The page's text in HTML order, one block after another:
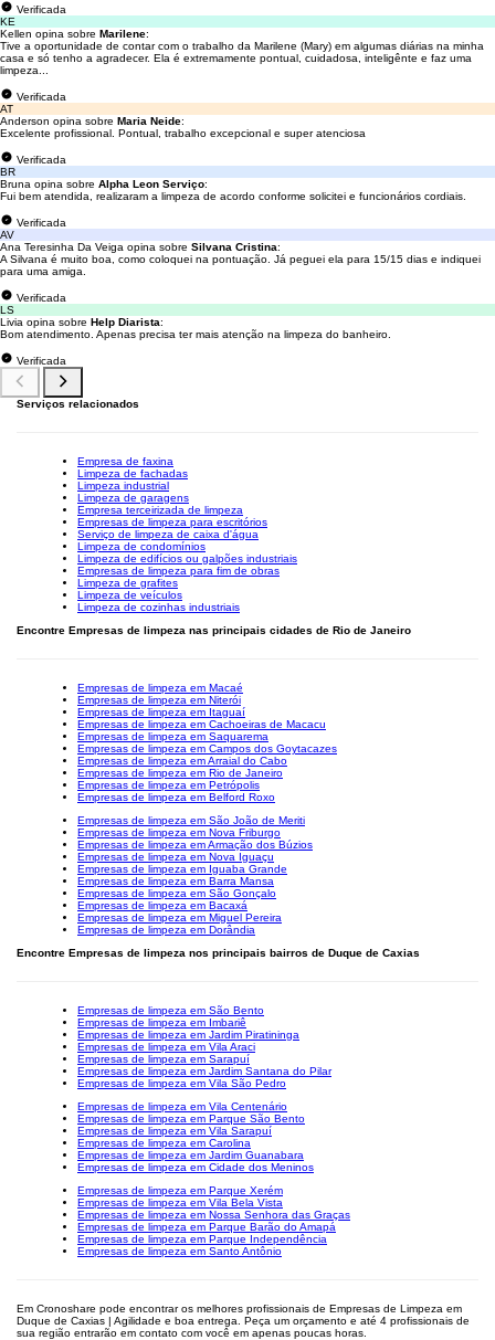
Verificada
KE
Kellen opina sobre Marilene:
Tive a oportunidade de contar com o trabalho da Marilene (Mary) em algumas diárias na minha
casa e só tenho a agradecer. Ela é extremamente pontual, cuidadosa, inteligênte e faz uma
limpeza...
Verificada
AT
Anderson opina sobre Maria Neide:
Excelente profissional. Pontual, trabalho excepcional e super atenciosa
Verificada
BR
Bruna opina sobre Alpha Leon Serviço:
Fui bem atendida, realizaram a limpeza de acordo conforme solicitei e funcionários cordiais.
Verificada
AV
Ana Teresinha Da Veiga opina sobre Silvana Cristina:
A Silvana é muito boa, como coloquei na pontuação. Já peguei ela para 15/15 dias e indiquei
para uma amiga.
Verificada
LS
Livia opina sobre Help Diarista:
Bom atendimento. Apenas precisa ter mais atenção na limpeza do banheiro.
Verificada
Serviços relacionados
Empresa de faxina
Limpeza de fachadas
Limpeza industrial
Limpeza de garagens
Empresa terceirizada de limpeza
Empresas de limpeza para escritórios
Serviço de limpeza de caixa d'água
Limpeza de condomínios
Limpeza de edifícios ou galpões industriais
Empresas de limpeza para fim de obras
Limpeza de grafites
Limpeza de veículos
Limpeza de cozinhas industriais
Encontre Empresas de limpeza nas principais cidades de Rio de Janeiro
Empresas de limpeza em Macaé
Empresas de limpeza em Niterói
Empresas de limpeza em Itaguaí
Empresas de limpeza em Cachoeiras de Macacu
Empresas de limpeza em Saquarema
Empresas de limpeza em Campos dos Goytacazes
Empresas de limpeza em Arraial do Cabo
Empresas de limpeza em Rio de Janeiro
Empresas de limpeza em Petrópolis
Empresas de limpeza em Belford Roxo
Empresas de limpeza em São João de Meriti
Empresas de limpeza em Nova Friburgo
Empresas de limpeza em Armação dos Búzios
Empresas de limpeza em Nova Iguaçu
Empresas de limpeza em Iguaba Grande
Empresas de limpeza em Barra Mansa
Empresas de limpeza em São Gonçalo
Empresas de limpeza em Bacaxá
Empresas de limpeza em Miguel Pereira
Empresas de limpeza em Dorândia
Encontre Empresas de limpeza nos principais bairros de Duque de Caxias
Empresas de limpeza em São Bento
Empresas de limpeza em Imbariê
Empresas de limpeza em Jardim Piratininga
Empresas de limpeza em Vila Araci
Empresas de limpeza em Sarapuí
Empresas de limpeza em Jardim Santana do Pilar
Empresas de limpeza em Vila São Pedro
Empresas de limpeza em Vila Centenário
Empresas de limpeza em Parque São Bento
Empresas de limpeza em Vila Sarapuí
Empresas de limpeza em Carolina
Empresas de limpeza em Jardim Guanabara
Empresas de limpeza em Cidade dos Meninos
Empresas de limpeza em Parque Xerém
Empresas de limpeza em Vila Bela Vista
Empresas de limpeza em Nossa Senhora das Graças
Empresas de limpeza em Parque Barão do Amapá
Empresas de limpeza em Parque Independência
Empresas de limpeza em Santo Antônio
Em Cronoshare pode encontrar os melhores profissionais de Empresas de Limpeza em
Duque de Caxias | Agilidade e boa entrega. Peça um orçamento e até 4 profissionais de
sua região entrarão em contato com você em apenas poucas horas.